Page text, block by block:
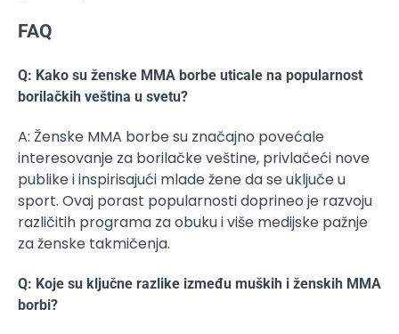
FAQ
Q: Kako su ženske MMA borbe uticale na popularnost
borilačkih veština u svetu?
A: Ženske MMA borbe su značajno povećale
interesovanje za borilačke veštine, privlačeći nove
publike i inspirisajući mlade žene da se uključe u
sport. Ovaj porast popularnosti doprineo je razvoju
različitih programa za obuku i više medijske pažnje
za ženske takmičenja.
Q: Koje su ključne razlike između muških i ženskih MMA
borbi?